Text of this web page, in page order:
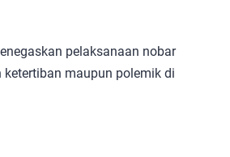
pelaksanaan nobar
maupun polemik di